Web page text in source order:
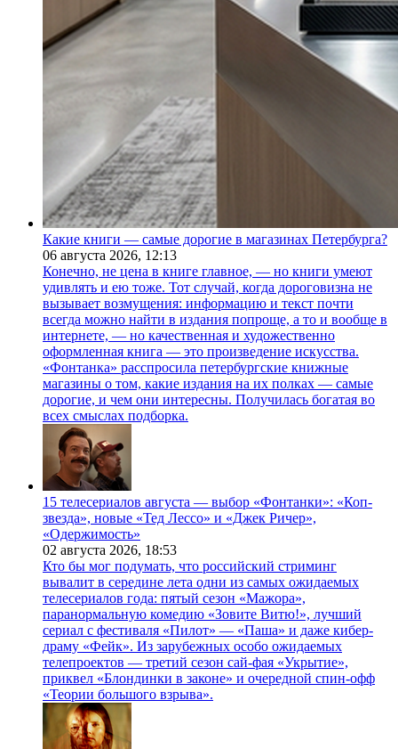
Какие книги — самые дорогие в магазинах Петербурга?
06 августа 2026, 12:13
Конечно, не цена в книге главное, — но книги умеют
удивлять и ею тоже. Тот случай, когда дороговизна не
вызывает возмущения: информацию и текст почти
всегда можно найти в издания попроще, а то и вообще в
интернете, — но качественная и художественно
оформленная книга — это произведение искусства.
«Фонтанка» расспросила петербургские книжные
магазины о том, какие издания на их полках — самые
дорогие, и чем они интересны. Получилась богатая во
всех смыслах подборка.
15 телесериалов августа — выбор «Фонтанки»: «Коп-
звезда», новые «Тед Лессо» и «Джек Ричер»,
«Одержимость»
02 августа 2026, 18:53
Кто бы мог подумать, что российский стриминг
вывалит в середине лета одни из самых ожидаемых
телесериалов года: пятый сезон «Мажора»,
паранормальную комедию «Зовите Витю!», лучший
сериал с фестиваля «Пилот» — «Паша» и даже кибер-
драму «Фейк». Из зарубежных особо ожидаемых
телепроектов — третий сезон сай-фая «Укрытие»,
приквел «Блондинки в законе» и очередной спин-офф
«Теории большого взрыва».